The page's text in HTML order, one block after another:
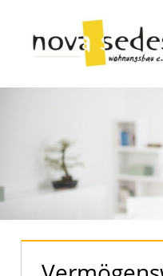
Inhalt
springen
Nova
Der
offizielle